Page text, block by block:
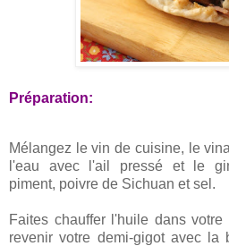
Préparation:
Mélangez le vin de cuisine, le
l'eau avec l'ail pressé et le
piment, poivre de Sichuan et sel.
Faites chauffer l'huile dans
revenir votre demi-gigot avec la